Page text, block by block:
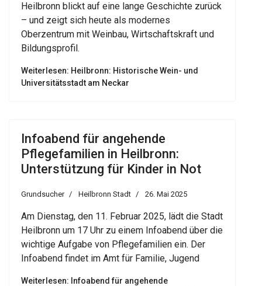
Heilbronn blickt auf eine lange Geschichte zurück
– und zeigt sich heute als modernes
Oberzentrum mit Weinbau, Wirtschaftskraft und
Bildungsprofil.
Weiterlesen: Heilbronn: Historische Wein- und
Universitätsstadt am Neckar
Infoabend für angehende
Pflegefamilien in Heilbronn:
Unterstützung für Kinder in Not
Grundsucher Heilbronn Stadt 26. Mai 2025
Am Dienstag, den 11. Februar 2025, lädt die Stadt
Heilbronn um 17 Uhr zu einem Infoabend über die
wichtige Aufgabe von Pflegefamilien ein. Der
Infoabend findet im Amt für Familie, Jugend
Weiterlesen: Infoabend für angehende